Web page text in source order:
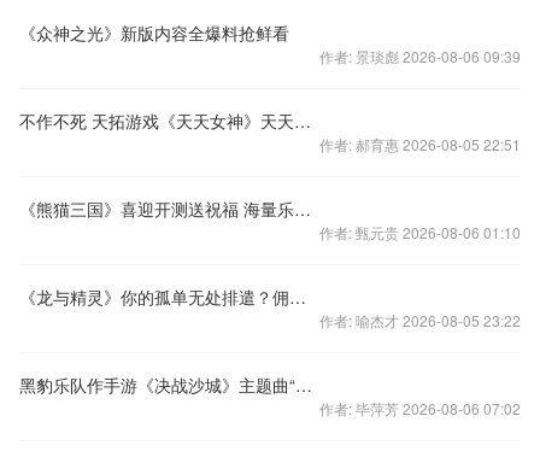
《众神之光》新版内容全爆料抢鲜看
作者: 景琰彪 2026-08-06 09:39
不作不死 天拓游戏《天天女神》天天有挑战
作者: 郝育惠 2026-08-05 22:51
《熊猫三国》喜迎开测送祝福 海量乐豆大家分
作者: 甄元贵 2026-08-06 01:10
《龙与精灵》你的孤单无处排遣？佣兵系统让你一呼百应！
作者: 喻杰才 2026-08-05 23:22
黑豹乐队作手游《决战沙城》主题曲“兄弟”片段
作者: 毕萍芳 2026-08-06 07:02